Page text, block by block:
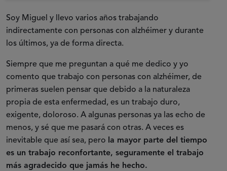
Soy Miguel y llevo varios años trabajando
indirectamente con personas con alzhéimer y durante
los últimos, ya de forma directa.
Siempre que me preguntan a qué me dedico y yo
comento que trabajo con personas con alzhéimer, de
primeras suelen pensar que debido a la naturaleza
propia de esta enfermedad, es un trabajo duro,
exigente, doloroso. A algunas personas ya las echo de
menos, y sé que me pasará con otras. A veces es
inevitable que así sea, pero la mayor parte del tiempo
es un trabajo reconfortante, seguramente el trabajo
más agradecido que jamás he hecho.